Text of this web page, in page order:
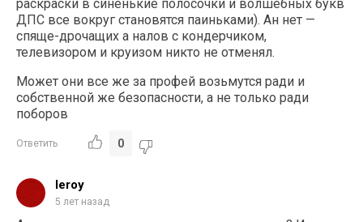
раскраски в синенькие полосочки и волшебных букв
ДПС все вокруг становятся паиньками). Ан нет —
спяще-дрочащих а налов с кондерчиком,
телевизором и круизом никто не отменял.
Может они все же за профей возьмутся ради и
собственной же безопасности, а не только ради
поборов
Ответить 0
leroy
5 лет назад